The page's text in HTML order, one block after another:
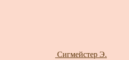
Сигмейстер Э.